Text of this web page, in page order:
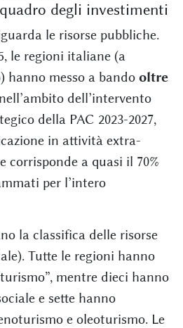
degli investimenti
le risorse pubbliche.
le regioni italiane (a
hanno messo a bando oltre
dell’intervento
della PAC 2023-2027,
in attività extra-
corrisponde a quasi il 70%
per l’intero
la classifica delle risorse
Tutte le regioni hanno
mentre dieci hanno
e sette hanno
e oleoturismo. Le